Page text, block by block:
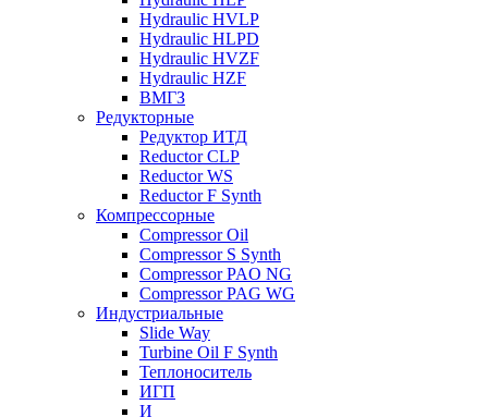
Hydraulic HVLP
Hydraulic HLPD
Hydraulic HVZF
Hydraulic HZF
ВМГЗ
Редукторные
Редуктор ИТД
Reductor CLP
Reductor WS
Reductor F Synth
Компрессорные
Compressor Oil
Compressor S Synth
Compressor PAO NG
Compressor PAG WG
Индустриальные
Slide Way
Turbine Oil F Synth
Теплоноситель
ИГП
И